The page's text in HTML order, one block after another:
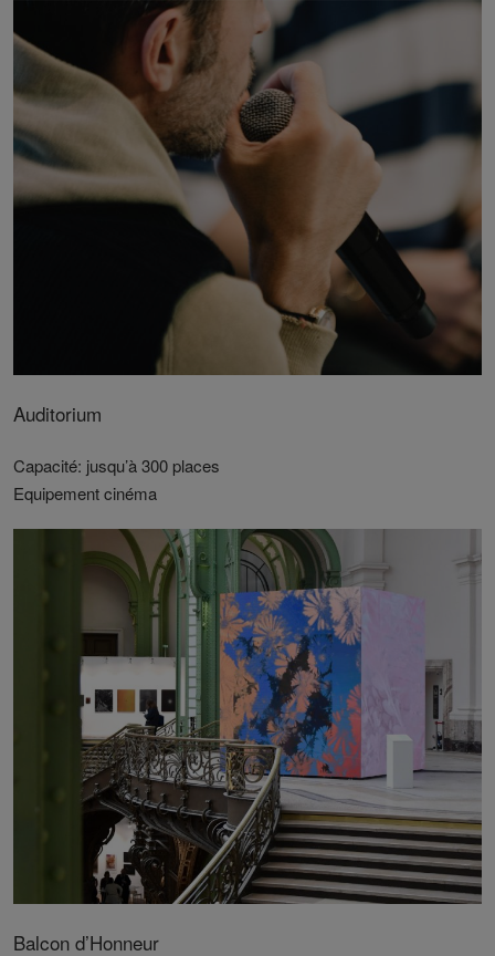
Auditorium
Capacité: jusqu’à 300 places
Equipement cinéma
Balcon d’Honneur